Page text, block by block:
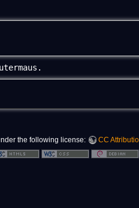
the following license: CC